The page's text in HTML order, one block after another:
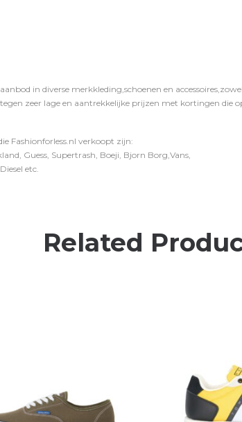
in diverse merkkleding,schoenen en
zeer lage en aantrekkelijke prijzen met kortingen die
Fashionforless.nl verkoopt zijn:
Guess, Supertrash, Boeji, Bjorn Borg,Vans,
etc.
Related